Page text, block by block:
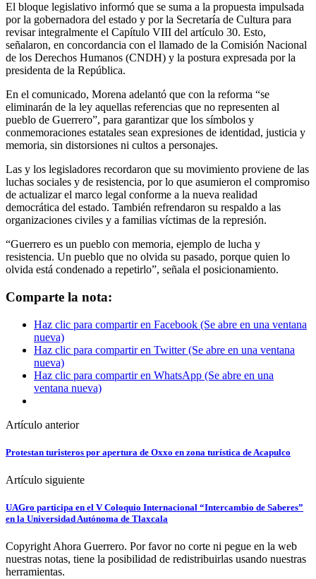
El bloque legislativo informó que se suma a la propuesta impulsada
por la gobernadora del estado y por la Secretaría de Cultura para
revisar integralmente el Capítulo VIII del artículo 30. Esto,
señalaron, en concordancia con el llamado de la Comisión Nacional
de los Derechos Humanos (CNDH) y la postura expresada por la
presidenta de la República.
En el comunicado, Morena adelantó que con la reforma “se
eliminarán de la ley aquellas referencias que no representen al
pueblo de Guerrero”, para garantizar que los símbolos y
conmemoraciones estatales sean expresiones de identidad, justicia y
memoria, sin distorsiones ni cultos a personajes.
Las y los legisladores recordaron que su movimiento proviene de las
luchas sociales y de resistencia, por lo que asumieron el compromiso
de actualizar el marco legal conforme a la nueva realidad
democrática del estado. También refrendaron su respaldo a las
organizaciones civiles y a familias víctimas de la represión.
“Guerrero es un pueblo con memoria, ejemplo de lucha y
resistencia. Un pueblo que no olvida su pasado, porque quien lo
olvida está condenado a repetirlo”, señala el posicionamiento.
Comparte la nota:
Haz clic para compartir en Facebook (Se abre en una ventana
nueva)
Haz clic para compartir en Twitter (Se abre en una ventana
nueva)
Haz clic para compartir en WhatsApp (Se abre en una
ventana nueva)
Artículo anterior
Protestan turisteros por apertura de Oxxo en zona turística de Acapulco
Artículo siguiente
UAGro participa en el V Coloquio Internacional “Intercambio de Saberes”
en la Universidad Autónoma de Tlaxcala
Copyright Ahora Guerrero. Por favor no corte ni pegue en la web
nuestras notas, tiene la posibilidad de redistribuirlas usando nuestras
herramientas.